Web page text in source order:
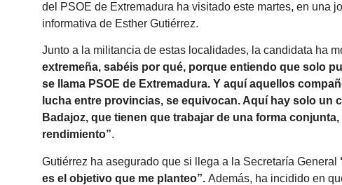
del PSOE de Extremadura ha visitado este martes, en una
informativa de Esther Gutiérrez.
Junto a la militancia de estas localidades, la candidata ha
extremeña, sabéis por qué, porque entiendo que solo
se llama PSOE de Extremadura. Y aquí aquellos
lucha entre provincias, se equivocan. Aquí hay solo un
Badajoz, que tienen que trabajar de una forma
rendimiento”.
Gutiérrez ha asegurado que si llega a la Secretaría General
es el objetivo que me planteo”. Además, ha incidido en